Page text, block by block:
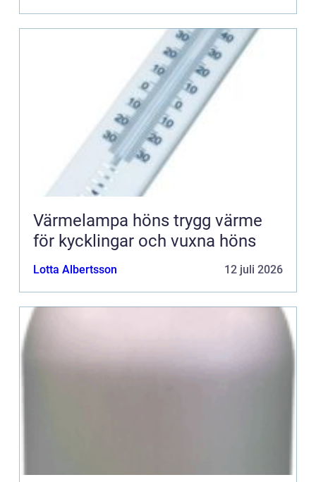
Värmelampa höns trygg värme
för kycklingar och vuxna höns
Lotta Albertsson 12 juli 2026